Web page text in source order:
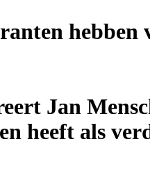
Jan
heeft als